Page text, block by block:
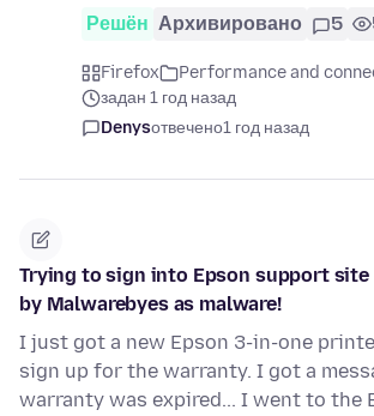
Решён Архивировано 5
Firefox
Performance and
задан 1 год назад
Denysотвечено1 год назад
Trying to sign into Epson support site
by Malwarebyes as malware!
I just got a new Epson 3-in-one
sign up for the warranty. I got a
warranty was expired... I went to the